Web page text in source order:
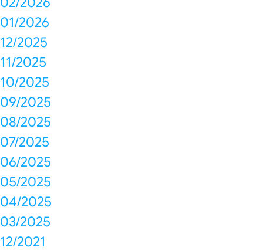
01/2026
12/2025
11/2025
10/2025
09/2025
08/2025
07/2025
06/2025
05/2025
04/2025
03/2025
12/2021